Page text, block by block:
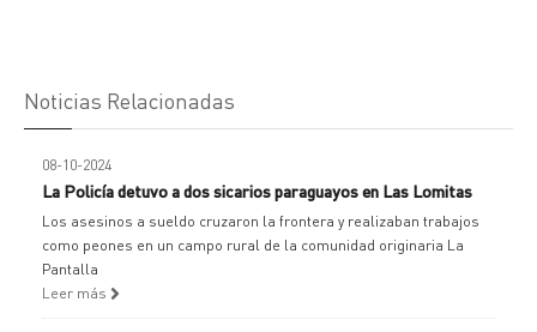
Noticias Relacionadas
08-10-2024
La Policía detuvo a dos sicarios paraguayos en Las Lomitas
Los asesinos a sueldo cruzaron la frontera y realizaban trabajos
como peones en un campo rural de la comunidad originaria La
Pantalla
Leer más